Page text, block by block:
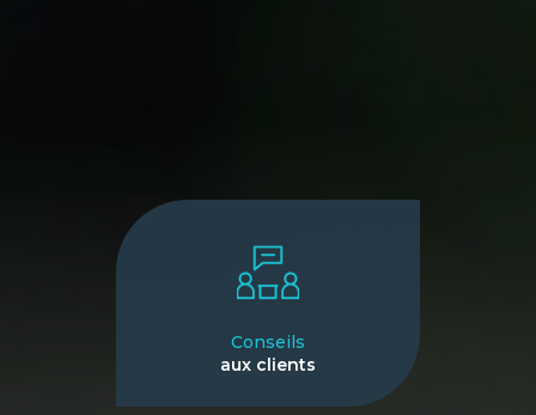
Conseils
aux clients